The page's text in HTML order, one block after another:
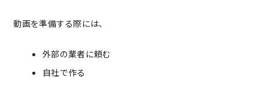
動画を準備する際には、
外部の業者に頼む
自社で作る